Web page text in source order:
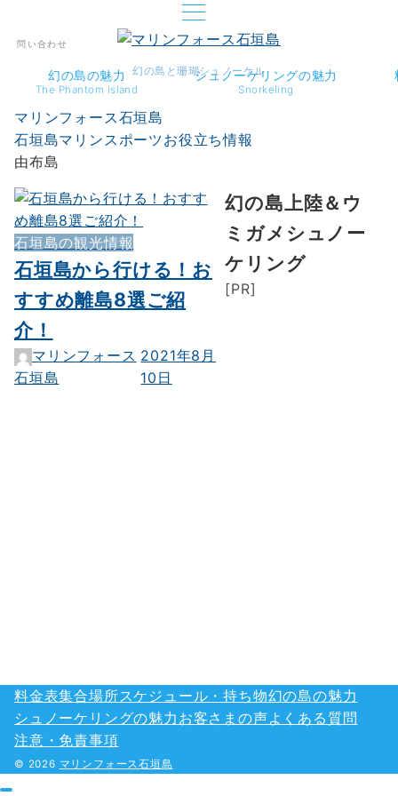
幻の島と珊瑚シュノーケル
問い合わせ
幻の島の魅力
The Phantom island
シュノーケリングの魅力
Snorkeling
マリンフォース石垣島
石垣島マリンスポーツお役立ち情報
由布島
石垣島の観光情報
石垣島から行ける！お
すすめ離島8選ご紹
介！
2021年8月
10日
マリンフォース
石垣島
幻の島上陸＆ウ
ミガメシュノー
ケリング
[PR]
料金表集合場所スケジュール・持ち物幻の島の魅力
シュノーケリングの魅力 お客さまの声よくある質問
注意・免責事項
© 2026 マリンフォース石垣島